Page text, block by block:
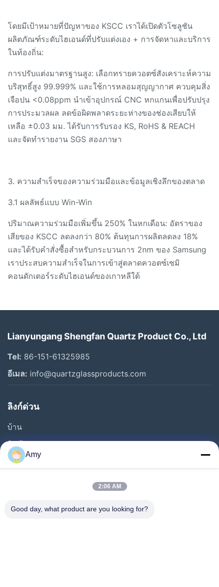
โดยมีเป้าหมายที่ปัญหาของ KSCC เราได้เปิดตัวโซลูชัน
ผลิตภัณฑ์ระดับไฮเอนด์ที่ปรับแต่งเอง + การจัดหาและบริการ
ในท้องถิ่น:
การปรับแต่งมาตรฐานสูง: เลือกทรายควอตซ์สังเคราะห์ความ
บริสุทธิ์สูง 99.999% และใช้การหลอมสุญญากาศ ควบคุมสิ่ง
เจือปน <0.08ppm นำเข้าอุปกรณ์ CNC หกแกนเพื่อปรับปรุง
การประมวลผล ลดข้อผิดพลาดระยะห่างของช่องเสียบให้
เหลือ ±0.03 มม. ได้รับการรับรอง KS, RoHS & REACH
และจัดทำรายงาน SGS สองภาษา
3. ความสำเร็จของความร่วมมือและข้อมูลเชิงลึกของตลาด
3.1 ผลลัพธ์แบบ Win-Win
ปริมาณความร่วมมือเพิ่มขึ้น 250% ในหกเดือน: อัตราของ
เสียของ KSCC ลดลงกว่า 80% ต้นทุนการผลิตลดลง 18%
และได้รับคำสั่งซื้อสำหรับกระบวนการ 2nm ของ Samsung
เราประสบความสำเร็จในการเข้าสู่ตลาดควอตซ์เซมิ
คอนดักเตอร์ระดับไฮเอนด์ของเกาหลีใต้
Lianyungang Shengfan Quartz Product Co., Ltd
Tel: 86-151-61325985
อีเมล: info@quartzglassproducts.com
ลิงก์ด่วน
บ้าน
สินค้า
วิดีโอ
การควบคุมคุณภาพ
Amy
2:06 AM
Good day, what product are you looking for?